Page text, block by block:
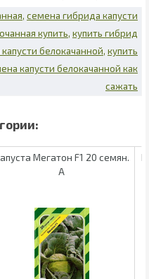
семена гибрида капусти
купить купить гибрид
белокачанной купить
капусти белокачанной как
сажать
Мегатон F1 20 семян.
А